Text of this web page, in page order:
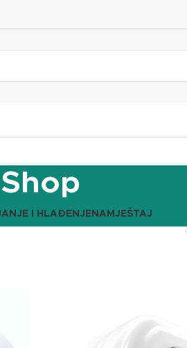
Shop
I HLAĐENJENAMJEŠTAJ